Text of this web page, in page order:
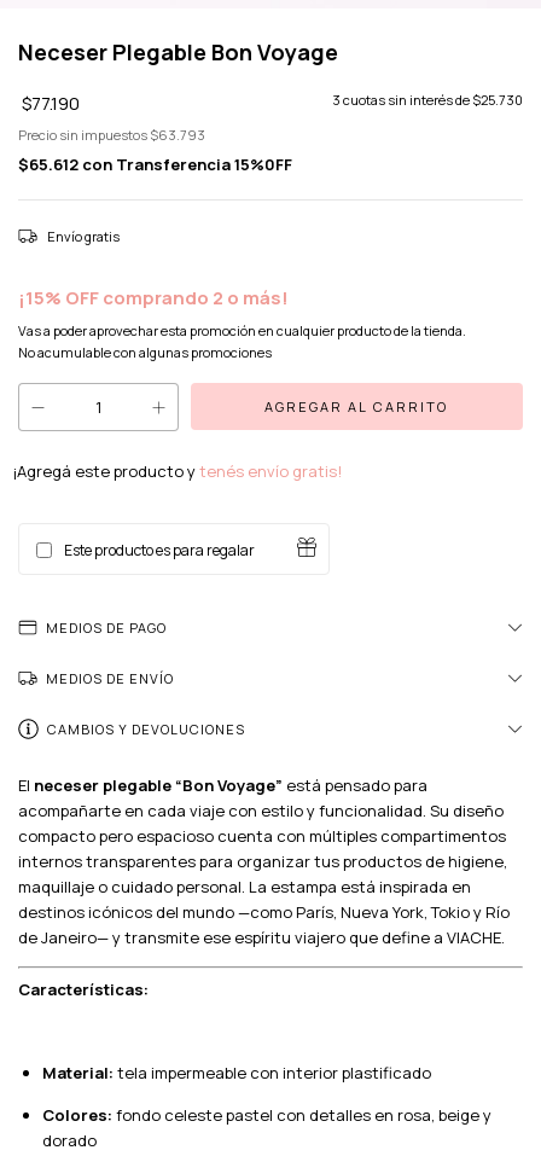
Neceser Plegable Bon Voyage
$77.190 3 cuotas sin interés de $25.730
Precio sin impuestos $63.793
$65.612 con Transferencia 15%0FF
Envío gratis
¡15% OFF comprando 2 o más!
Vas a poder aprovechar esta promoción en cualquier producto de la tienda.
No acumulable con algunas promociones
¡Agregá este producto ytenés envío gratis!
Este producto es para regalar
MEDIOS DE PAGO
MEDIOS DE ENVÍO
CAMBIOS Y DEVOLUCIONES
El neceser plegable “Bon Voyage” está pensado para
acompañarte en cada viaje con estilo y funcionalidad. Su diseño
compacto pero espacioso cuenta con múltiples compartimentos
internos transparentes para organizar tus productos de higiene,
maquillaje o cuidado personal. La estampa está inspirada en
destinos icónicos del mundo —como París, Nueva York, Tokio y Río
de Janeiro— y transmite ese espíritu viajero que define a VIACHE.
Características:
Material: tela impermeable con interior plastificado
Colores: fondo celeste pastel con detalles en rosa, beige y
dorado